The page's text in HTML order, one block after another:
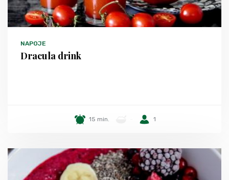
NAPOJE
Dracula drink
15 min. 1